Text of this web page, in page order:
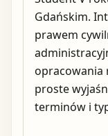
Gdańskim.
prawem
opracowania
proste
terminów i